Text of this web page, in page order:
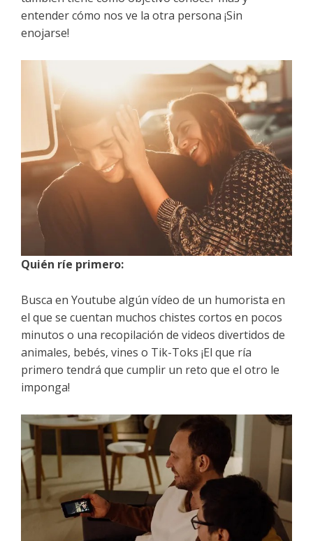
entender cómo nos ve la otra persona ¡Sin
enojarse!
Quién ríe primero:
Busca en Youtube algún vídeo de un humorista en
el que se cuentan muchos chistes cortos en pocos
minutos o una recopilación de videos divertidos de
animales, bebés, vines o Tik-Toks ¡El que ría
primero tendrá que cumplir un reto que el otro le
imponga!